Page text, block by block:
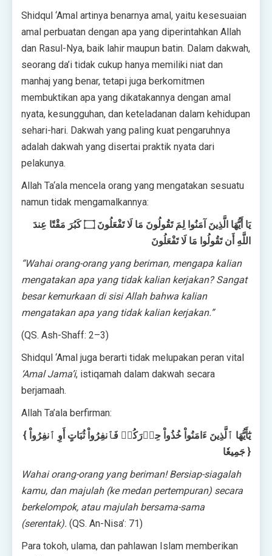
Shidqul ‘Amal artinya benarnya amal, yaitu kesesuaian
amal perbuatan dengan apa yang diperintahkan Allah
dan Rasul-Nya, baik lahir maupun batin. Dalam dakwah,
seorang da’i tidak cukup hanya memiliki niat dan
manhaj yang benar, tetapi juga berkomitmen
membuktikan apa yang dikatakannya dengan amal
nyata, kesungguhan, dan keteladanan dalam kehidupan
sehari-hari. Dakwah yang paling kuat pengaruhnya
adalah dakwah yang disertai praktik nyata dari
pelakunya.
Allah Ta‘ala mencela orang yang mengatakan sesuatu
namun tidak mengamalkannya:
يَا أَيُّهَا الَّذِينَ آمَنُوا لِمَ تَقُولُونَ مَا لَا تَفْعَلُونَ ۝ كَبُرَ مَقْتًا عِندَ
اللَّهِ أَن تَقُولُوا مَا لَا تَفْعَلُونَ
“Wahai orang-orang yang beriman, mengapa kalian
mengatakan apa yang tidak kalian kerjakan? Sangat
besar kemurkaan di sisi Allah bahwa kalian
mengatakan apa yang tidak kalian kerjakan.”
(QS. Ash-Shaff: 2–3)
Shidqul ‘Amal juga berarti tidak melupakan peran vital
‘Amal Jama’i, istiqamah dalam dakwah secara
berjamaah.
Allah Ta’ala berfirman:
{ يَٰٓأَيُّهَا ٱلَّذِينَ ءَامَنُواْ خُذُواْ حِذۡرَكُمۡ فَٱنفِرُواْ ثُبَاتٍ أَوِ ٱنفِرُواْ
جَمِيعٗا }
Wahai orang-orang yang beriman! Bersiap-siagalah
kamu, dan majulah (ke medan pertempuran) secara
berkelompok, atau majulah bersama-sama
(serentak). (QS. An-Nisa’: 71)
Para tokoh, ulama, dan pahlawan Islam memberikan